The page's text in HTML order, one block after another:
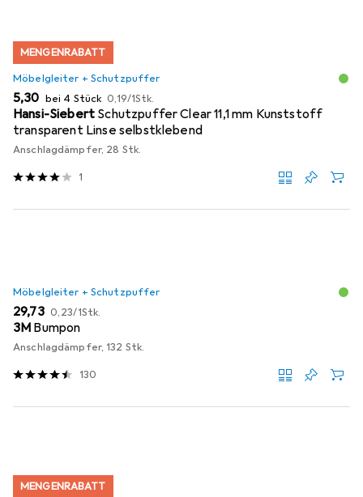
MENGENRABATT
Möbelgleiter + Schutzpuffer
EUR
5,30 bei 4 Stück EUR
0,19/1Stk.
Hansi-Siebert Schutzpuffer Clear 11,1 mm Kunststoff
transparent Linse selbstklebend
Anschlagdämpfer, 28 Stk.
1
Möbelgleiter + Schutzpuffer
EUR
29,73 EUR
0,23/1Stk.
3M Bumpon
Anschlagdämpfer, 132 Stk.
130
MENGENRABATT